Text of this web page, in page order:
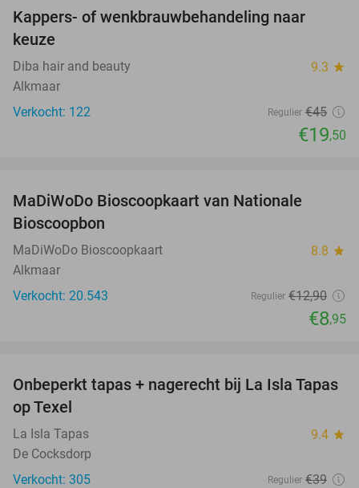
Kappers- of wenkbrauwbehandeling naar
keuze
Diba hair and beauty 9.3 star
Alkmaar
Verkocht: 122
Regulier €45
€19,50
MaDiWoDo Bioscoopkaart van Nationale
Bioscoopbon
MaDiWoDo Bioscoopkaart 8.8 star
Alkmaar
Verkocht: 20.543
Regulier €12,90
€8,95
26%
Onbeperkt tapas + nagerecht bij La Isla Tapas
op Texel
La Isla Tapas 9.4 star
De Cocksdorp
Verkocht: 305
Regulier €39